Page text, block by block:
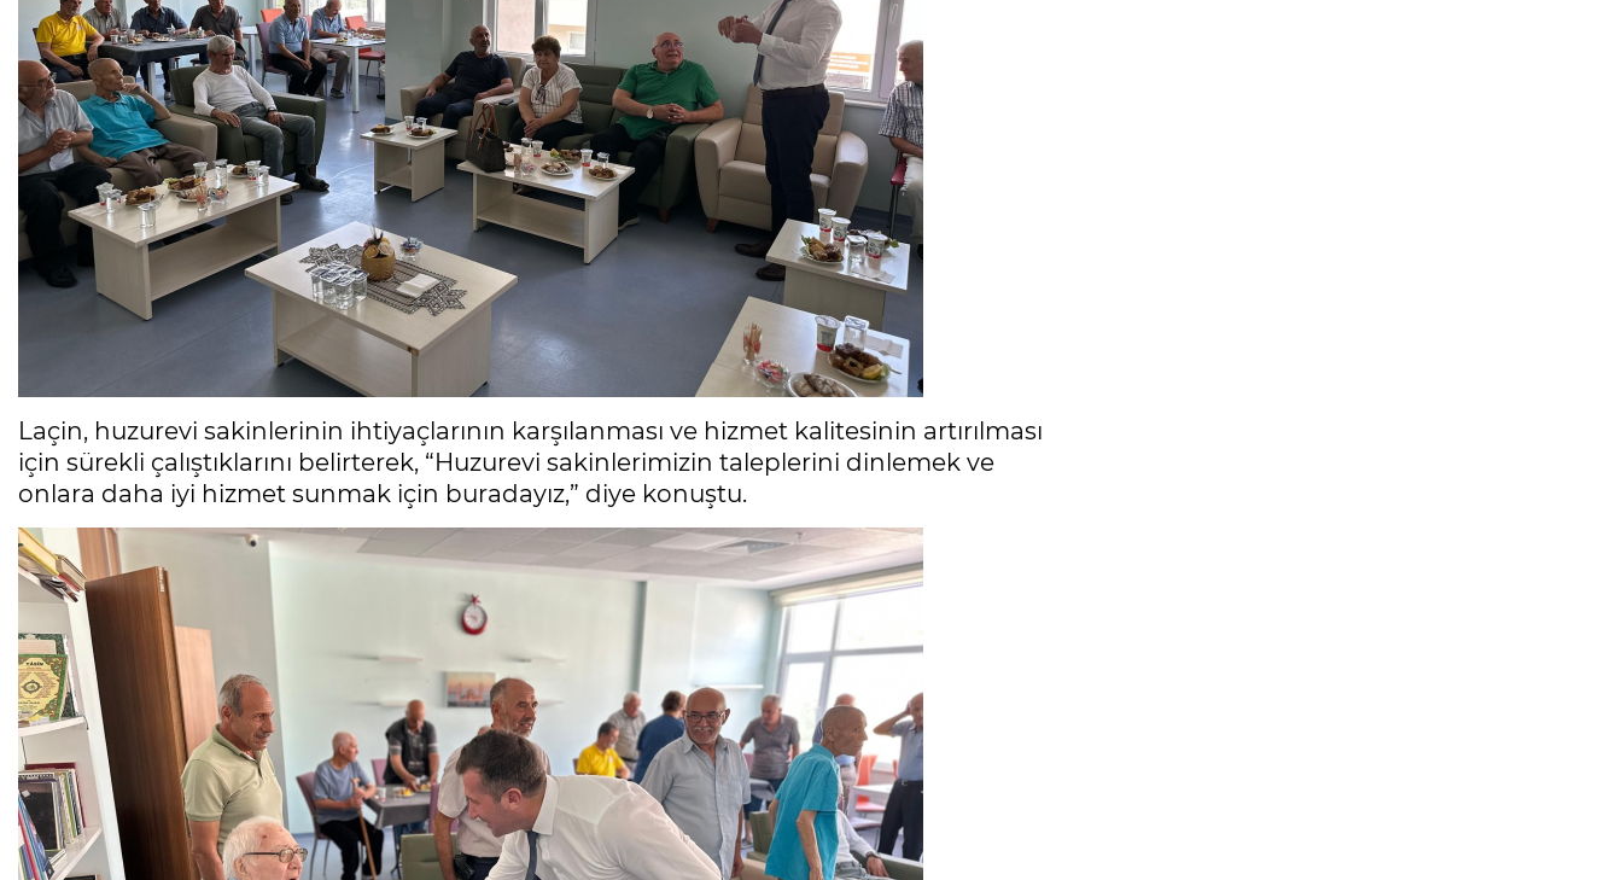
Laçin, huzurevi sakinlerinin ihtiyaçlarının karşılanması ve hizmet kalitesinin artırılması
için sürekli çalıştıklarını belirterek, “Huzurevi sakinlerimizin taleplerini dinlemek ve
onlara daha iyi hizmet sunmak için buradayız,” diye konuştu.